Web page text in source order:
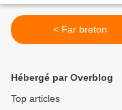
< Far breton
Hébergé par Overblog
Top articles